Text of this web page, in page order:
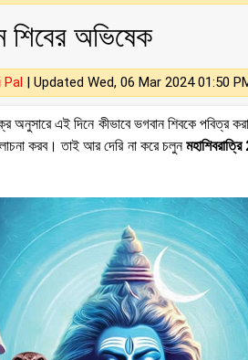
শিবের অভিষেক
Pal | Updated Wed, 06 Mar 2024 01:50
অনুসারে এই দিনে কীভাবে ভগবান শিবকে পবিত্র
করব। তাই আর দেরি না করে চলুন